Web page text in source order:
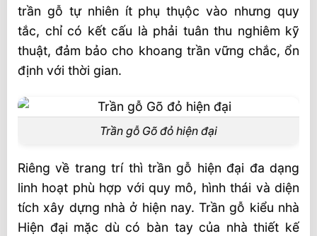
trần gỗ tự nhiên ít phụ thụộc vào nhưng quy
tắc, chỉ có kết cấu là phải tuân thu nghiêm kỹ
thuật, đảm bảo cho khoang trần vững chắc, ổn
định với thời gian.
Trần gỗ Gõ đỏ hiện đại
Riêng về trang trí thì trần gỗ hiện đại đa dạng
linh hoạt phù hợp với quy mô, hình thái và diện
tích xây dựng nhà ở hiện nay. Trần gỗ kiểu nhà
Hiện đại mặc dù có bàn tay của nhà thiết kế